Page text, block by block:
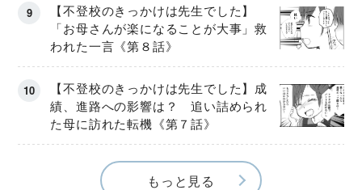
【不登校のきっかけは先生でした】
「お母さんが楽になることが大事」救
われた一言《第８話》
【不登校のきっかけは先生でした】成
績、進路への影響は？ 追い詰められ
た母に訪れた転機《第７話》
もっと見る